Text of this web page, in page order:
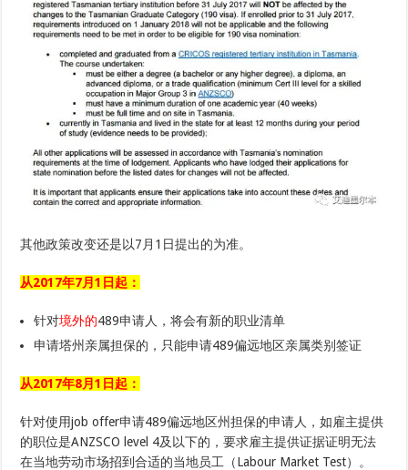
用
赶
着
在
年
底
前
递
请
其他政策改变还是以7月1日提出的为准。
从2017年7月1日起：
针对境外的489申请人，将会有新的职业清单
申请塔州亲属担保的，只能申请489偏远地区亲属类别签证
从2017年8月1日起：
针对使用job offer申请489偏远地区州担保的申请人，如雇主提供
的职位是ANZSCO level 4及以下的，要求雇主提供证据证明无法
在当地劳动市场招到合适的当地员工（Labour Market Test）。